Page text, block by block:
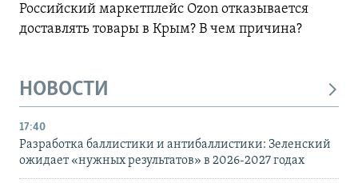
Российский маркетплейс Ozon отказывается
доставлять товары в Крым? В чем причина?
НОВОСТИ
17:40
Разработка баллистики и антибаллистики: Зеленский
ожидает «нужных результатов» в 2026-2027 годах